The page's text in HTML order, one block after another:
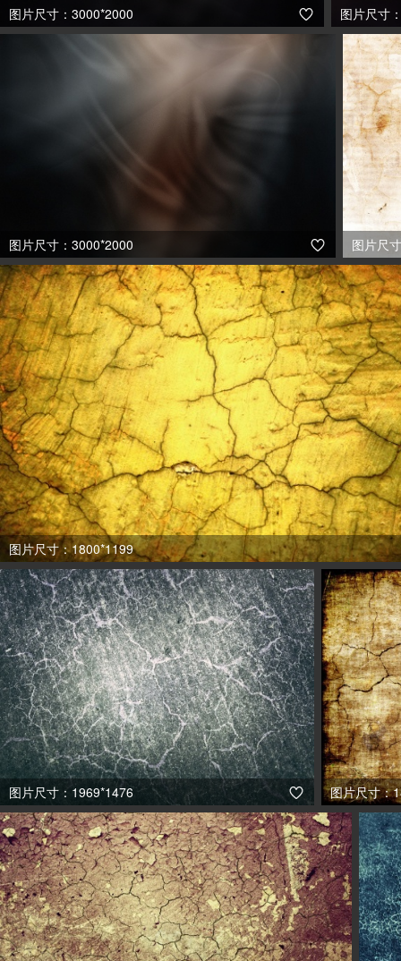
图片尺寸：3000*2000  图片尺寸
图片尺寸：3000*2000  图片尺
图片尺寸：1800*1199
图片尺寸：1969*1476  图片尺寸：